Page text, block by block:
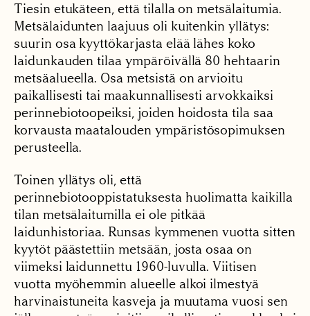
Tiesin etukäteen, että tilalla on metsälaitumia.
Metsälaidunten laajuus oli kuitenkin yllätys:
suurin osa kyyttökarjasta elää lähes koko
laidunkauden tilaa ympäröivällä 80 hehtaarin
metsäalueella. Osa metsistä on arvioitu
paikallisesti tai maakunnallisesti arvokkaiksi
perinnebiotoopeiksi, joiden hoidosta tila saa
korvausta maatalouden ympäristösopimuksen
perusteella.
Toinen yllätys oli, että
perinnebiotooppistatuksesta huolimatta kaikilla
tilan metsälaitumilla ei ole pitkää
laidunhistoriaa. Runsas kymmenen vuotta sitten
kyytöt päästettiin metsään, josta osaa on
viimeksi laidunnettu 1960-luvulla. Viitisen
vuotta myöhemmin alueelle alkoi ilmestyä
harvinaistuneita kasveja ja muutama vuosi sen